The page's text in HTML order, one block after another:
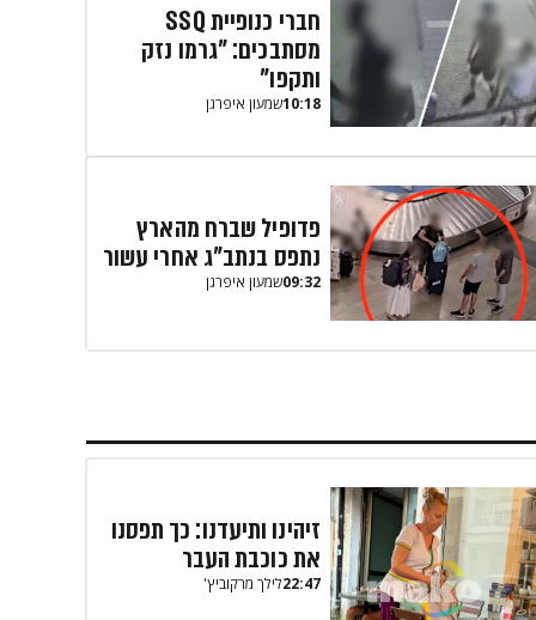
חברי כנופיית SSQ
מסתבכים: "גרמו נזק
ותקפו"
10:18שמעון איפרגן​
פדופיל שברח מהארץ
נתפס בנתב"ג אחרי עשור
09:32שמעון איפרגן​
זיהינו ותיעדנו: כך תפסנו
את כוכבת העבר
22:47לילך מרקוביץ'